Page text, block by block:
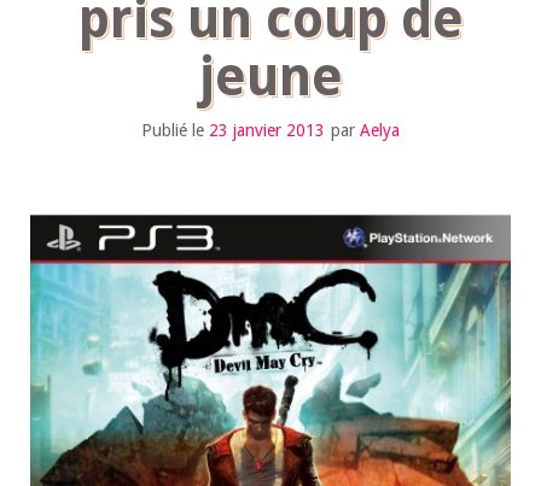
pris un coup de
jeune
Publié le 23 janvier 2013 par Aelya